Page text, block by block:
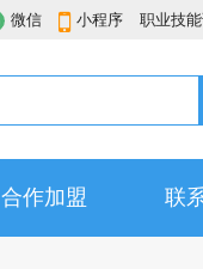
微信 小程序 职业技
合作加盟 联